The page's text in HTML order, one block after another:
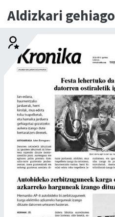
Aldizkari gehiago